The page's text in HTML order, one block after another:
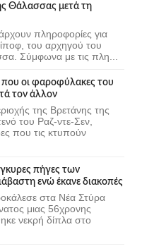
Θάλασσας μετά τη
πληροφορίες για
του αρχηγού του
Σύμφωνα με τις πλη...
οι φαροφύλακες του
τον άλλον
της Βρετάνης της
του Ραζ-ντε-Σεν,
που τις κτυπούν
πήγες των
ενώ έκανε διακοπές
στα Νέα Στύρα
μιας 56χρονης
νεκρή δίπλα στο